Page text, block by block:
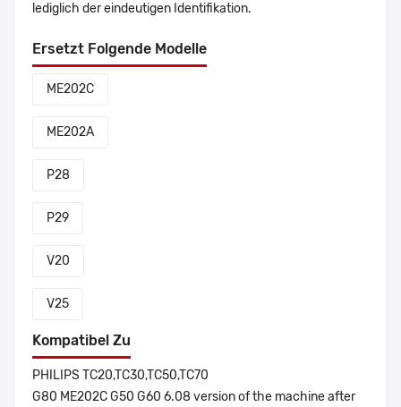
lediglich der eindeutigen Identifikation.
Ersetzt Folgende Modelle
ME202C
ME202A
P28
P29
V20
V25
Kompatibel Zu
PHILIPS TC20,TC30,TC50,TC70
G80 ME202C G50 G60 6.08 version of the machine after